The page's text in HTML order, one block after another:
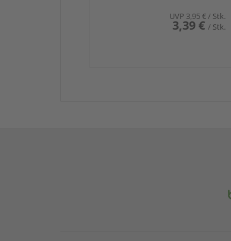
UVP 3,95 €/ Stk.
3,39 € / Stk.